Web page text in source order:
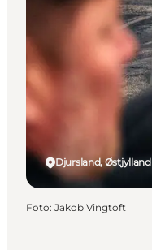
Djursland, Østjylland
Foto: Jakob Vingtoft